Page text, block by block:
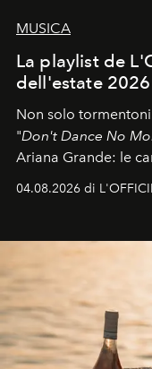
MUSICA
La playlist de
dell'estate 2026
Non solo
"Don't Dance No
Ariana Grande: le
04.08.2026 di